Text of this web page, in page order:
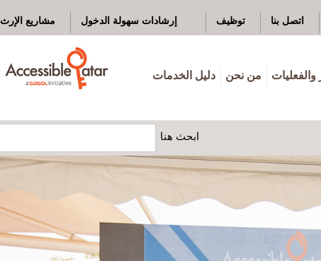
اتصل بنا توظيف إرشادات سهولة الدخول مشاريع الإرث
والفعليات من نحن دليل الخدمات
ابحث هنا